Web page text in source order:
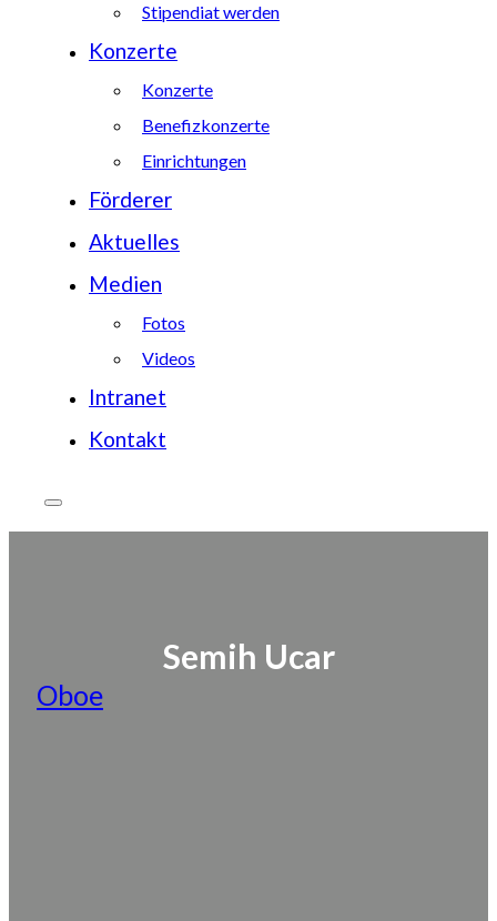
Stipendiat werden
Konzerte
Konzerte
Benefizkonzerte
Einrichtungen
Förderer
Aktuelles
Medien
Fotos
Videos
Intranet
Kontakt
Semih Ucar
Oboe